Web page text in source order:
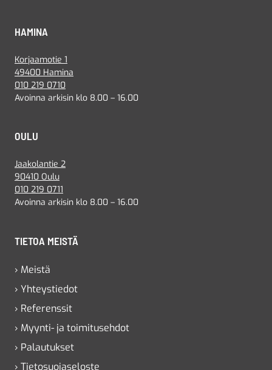
HAMINA
Korjaamotie 1
49400 Hamina
010 219 0710
Avoinna arkisin klo 8.00 – 16.00
OULU
Jaakolantie 2
90410 Oulu
010 219 0711
Avoinna arkisin klo 8.00 – 16.00
TIETOA MEISTÄ
› Meistä
› Yhteystiedot
› Referenssit
› Myynti- ja toimitusehdot
› Palautukset
› Tietosuojaseloste